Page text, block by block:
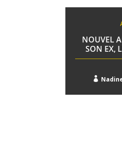
NOUVEL
SON EX,
